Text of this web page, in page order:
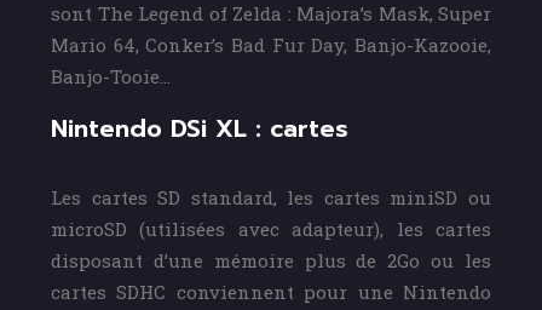
sont The Legend of Zelda : Majora’s Mask, Super
Mario 64, Conker’s Bad Fur Day, Banjo-Kazooie,
Banjo-Tooie…
Nintendo DSi XL : cartes
Les cartes SD standard, les cartes miniSD ou
microSD (utilisées avec adapteur), les cartes
disposant d’une mémoire plus de 2Go ou les
cartes SDHC conviennent pour une Nintendo